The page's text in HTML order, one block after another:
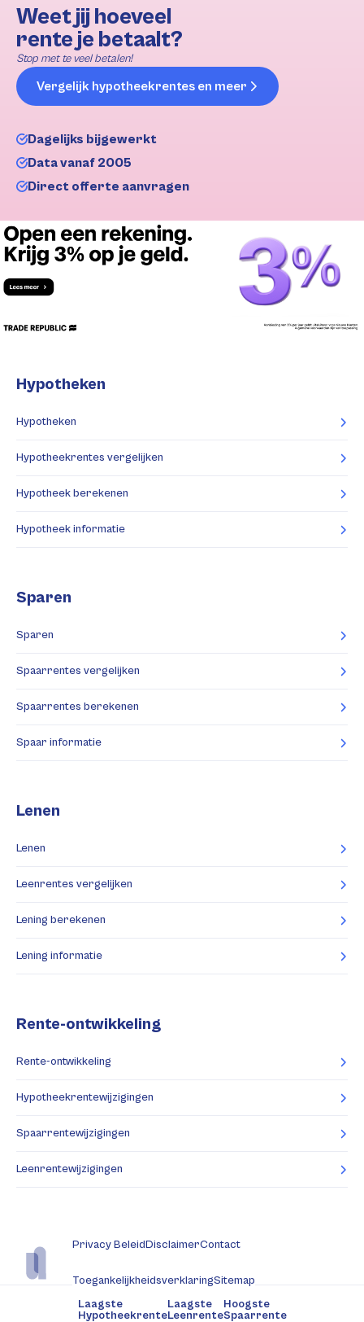
Weet jij hoeveel
rente je betaalt?
Stop met te veel betalen!
Vergelijk hypotheekrentes en meer
Dagelijks bijgewerkt
Data vanaf 2005
Direct offerte aanvragen
Hypotheken
Hypotheken
Hypotheekrentes vergelijken
Hypotheek berekenen
Hypotheek informatie
Sparen
Sparen
Spaarrentes vergelijken
Spaarrentes berekenen
Spaar informatie
Lenen
Lenen
Leenrentes vergelijken
Lening berekenen
Lening informatie
Rente-ontwikkeling
Rente-ontwikkeling
Hypotheekrentewijzigingen
Spaarrentewijzigingen
Leenrentewijzigingen
Privacy BeleidDisclaimerContact
ToegankelijkheidsverklaringSitemap
Laagste
Hypotheekrente
Laagste
Leenrente
Hoogste
Spaarrente